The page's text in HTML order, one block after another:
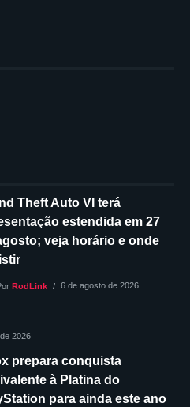
Theft Auto VI terá
estendida em 27
veja horário e onde
RodLink 6 de agosto de 2026
2026
prepara conquista
à Platina do
para ainda este ano